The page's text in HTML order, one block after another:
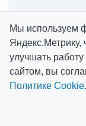
Мы используем
Яндекс.Метрику,
улучшать
сайтом, вы
Политике Cookie.